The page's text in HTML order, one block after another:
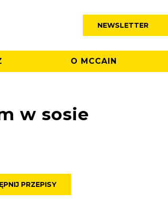
NEWSLETTER
O MCCAIN
w sosie
PRZEPISY